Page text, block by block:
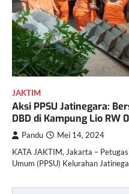
JAKTIM
Aksi PPSU Jatinegara:
DBD di Kampung Lio RW
Pandu Mei 14, 2024
KATA JAKTIM, Jakarta –
Umum (PPSU) Kelurahan